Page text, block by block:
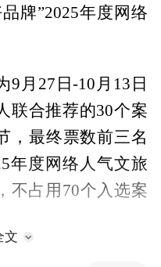
牌”2025年度网络
9月27日-10月13日
联合推荐的30个案
，最终票数前三名
年度网络人气文旅
不占用70个入选案
文